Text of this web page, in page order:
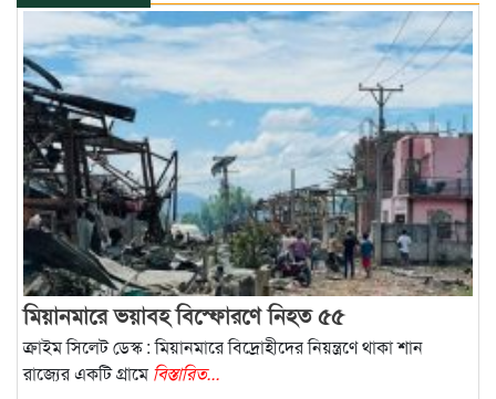
মিয়ানমারে ভয়াবহ বিস্ফোরণে নিহত ৫৫
ক্রাইম সিলেট ডেস্ক : মিয়ানমারে বিদ্রোহীদের নিয়ন্ত্রণে থাকা শান
রাজ্যের একটি গ্রামেবিস্তারিত...